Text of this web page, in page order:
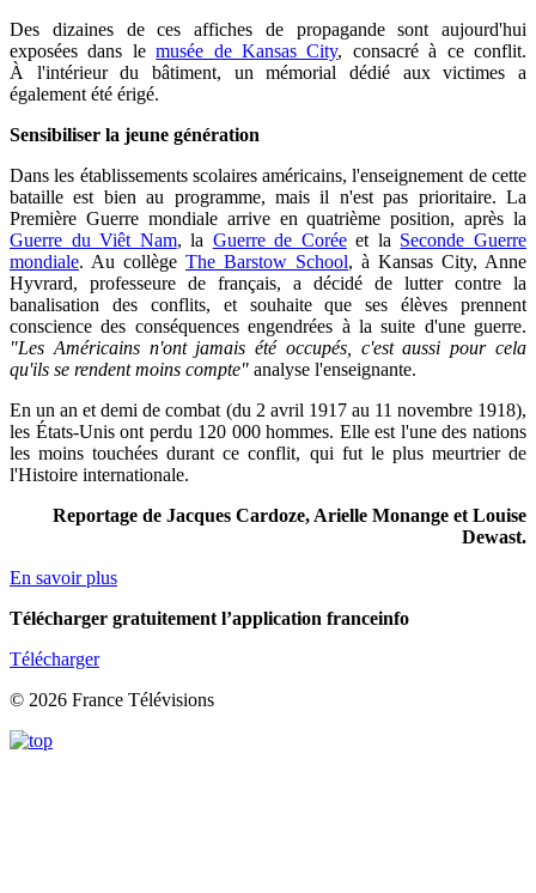
Des dizaines de ces affiches de propagande sont aujourd'hui
exposées dans lemusée de Kansas City, consacré à ce conflit.
À
l'intérieur du bâtiment, un mémorial dédié aux victimes a
également été érigé.
Sensibiliser la jeune génération
Dans les établissements scolaires américains, l'enseignement de cette
bataille est bien au programme, mais il n'est pas prioritaire. La
Première Guerre mondiale arrive en quatrième position, après la
Guerre du Viêt Nam, la Guerre de Coréeet la Seconde Guerre
mondiale. Au collège The Barstow School, à Kansas City, Anne
Hyvrard, professeure de français, a décidé de lutter contre la
banalisation des conflits, et souhaite que ses élèves prennent
conscience des conséquences engendrées à la suite d'une guerre.
"Les Américains n'ont jamais été occupés, c'est aussi pour cela
qu'ils se rendent moins compte" analyse l'enseignante.
En un an et demi de combat (du 2 avril 1917 au 11 novembre 1918),
les États-Unis ont perdu 120 000 hommes. Elle est l'une des nations
les moins touchées durant ce conflit, qui fut le plus meurtrier de
l'Histoire internationale.
Reportage de Jacques Cardoze, Arielle Monange et Louise
Dewast.
En savoir plus
Télécharger gratuitement l’application franceinfo
Télécharger
© 2026 France Télévisions